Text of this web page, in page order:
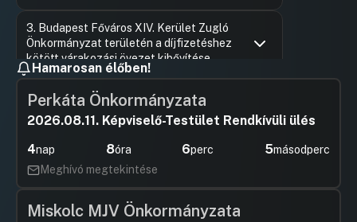
3. Budapest Főváros XIV. Kerület Zugló
Önkormányzat területén a díjfizetéshez
kötött várakozási övezet kibővítése
Várnai
4. Kezdeményezés a 30/2010. (VI.4.) Főv.
Kgy. rendelet módosítására
5. Parkoló automaták beszerzése és
automaták műszaki jellegű
üzemeltetése Budapest, XIV. Kerület
Zugló közigazgatási területén
Hamarosan élőben!
Perkáta Önkormányzata
2026.08.11. Képviselő-Testület Rendkívüli ülés
4nap 8óra 6perc 5másodperc
Meghívó megtekintése
Miskolc MJV Önkormányzata